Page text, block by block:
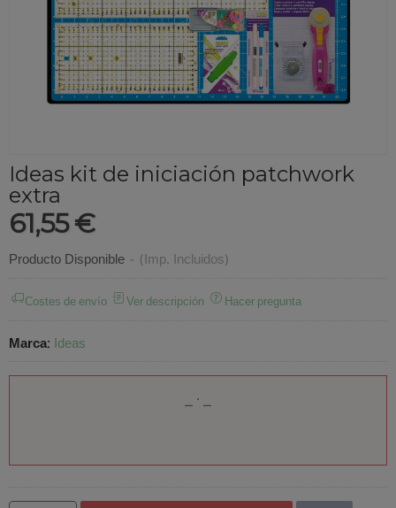
Ideas kit de iniciación patchwork
extra
61,55 €
Producto Disponible - (Imp. Incluidos)
Costes de envío Ver descripción Hacer pregunta
Marca: Ideas